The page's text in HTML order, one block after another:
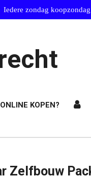
Iedere zondag
KOPEN?
Zelfbouw